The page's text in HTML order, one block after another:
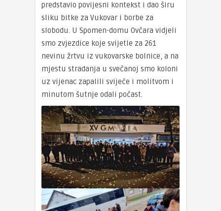
predstavio povijesni kontekst i dao širu
sliku bitke za Vukovar i borbe za
slobodu. U Spomen-domu Ovčara vidjeli
smo zvjezdice koje svijetle za 261
nevinu žrtvu iz vukovarske bolnice, a na
mjestu stradanja u svečanoj smo koloni
uz vijenac zapalili svijeće i molitvom i
minutom šutnje odali počast.